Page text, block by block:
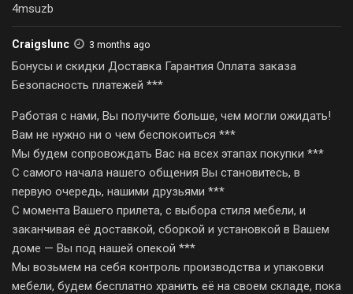
4msuzb
Craigslunc 3 months ago
Бонусы и скидки Доставка Гарантия Оплата заказа
Безопасность платежей ***
Работая с нами, Вы получите больше, чем могли ожидать!
Вам не нужно ни о чем беспокоиться ***
Мы будем сопровождать Вас на всех этапах покупки ***
С самого начала нашего общения Вы становитесь, в
первую очередь, нашими друзьями ***
С момента Вашего прилета, с выбора стиля мебели, и
заканчивая её доставкой, сборкой и установкой в Вашем
доме — Вы под нашей опекой ***
Мы возьмем на себя контроль производства и упаковки
мебели, будем бесплатно хранить её на своем складе, пока